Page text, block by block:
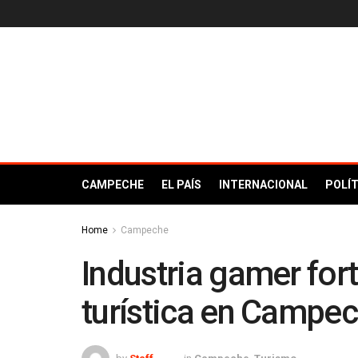
CAMPECHE EL PAÍS INTERNACIONAL
Home Campeche
Industria gamer
turística en